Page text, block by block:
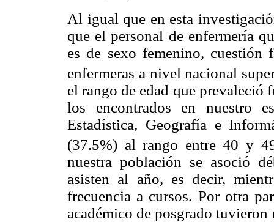
Al igual que en esta
que el personal de enfermería
es de sexo femenino,
enfermeras a nivel nacional
el rango de edad que prevaleció
los encontrados en nuestro
Estadística, Geografía e
(37.5%) al rango entre 40 y
nuestra población se asoció
asisten al año, es decir,
frecuencia a cursos. Por otra
académico de posgrado tuvieron